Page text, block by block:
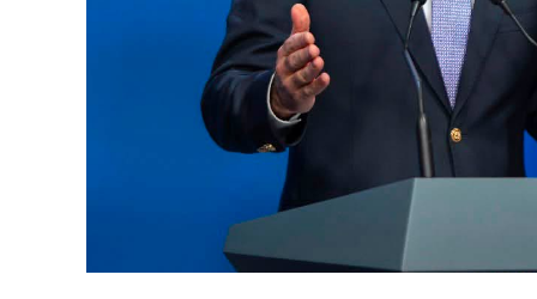
indiferent de fluctuațiile politice, de
componența viitorului guvern, linia de
supraveghere.
Garanția oferită piețelor financiare s-a
Continuitatea reformelor:
Asigurarea
de la Palatul Victoria.